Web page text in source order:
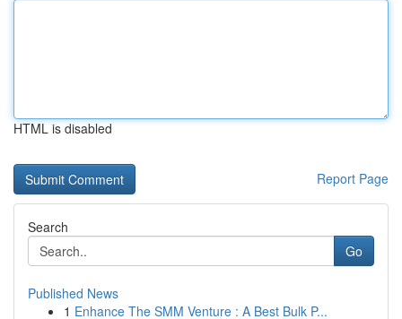
HTML is disabled
Report Page
Search
Go
Published News
1 Enhance The SMM Venture : A Best Bulk P...